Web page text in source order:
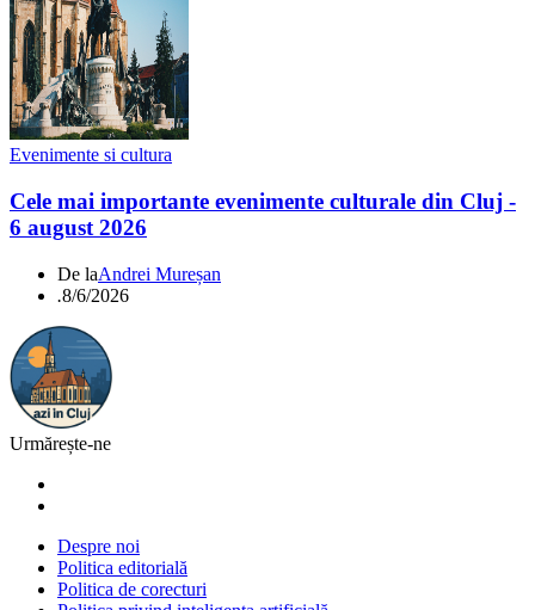
Evenimente si cultura
Cele mai importante evenimente culturale din Cluj -
6 august 2026
De laAndrei Mureșan
.8/6/2026
Urmărește-ne
Despre noi
Politica editorială
Politica de corecturi